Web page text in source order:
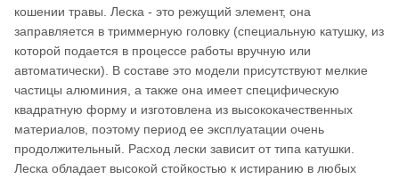
кошении травы. Леска - это режущий элемент, она
заправляется в триммерную головку (специальную катушку, из
которой подается в процессе работы вручную или
автоматически). В составе это модели присутствуют мелкие
частицы алюминия, а также она имеет специфическую
квадратную форму и изготовлена из высококачественных
материалов, поэтому период ее эксплуатации очень
продолжительный. Расход лески зависит от типа катушки.
Леска обладает высокой стойкостью к истиранию в любых